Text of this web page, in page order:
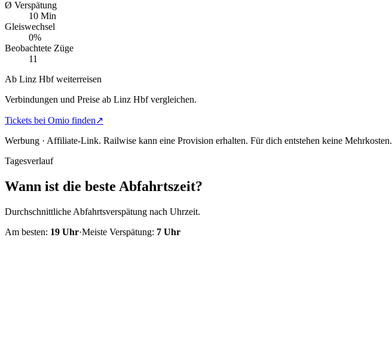
Ø Verspätung
10 Min
Gleiswechsel
0%
Beobachtete Züge
11
Ab Linz Hbf weiterreisen
Verbindungen und Preise ab Linz Hbf vergleichen.
Tickets bei Omio finden↗
Werbung · Affiliate-Link. Railwise kann eine Provision erhalten. Für dich entstehen keine Mehrkosten.
Tagesverlauf
Wann ist die beste Abfahrtszeit?
Durchschnittliche Abfahrtsverspätung nach Uhrzeit.
Am besten: 19 Uhr·Meiste Verspätung: 7 Uhr